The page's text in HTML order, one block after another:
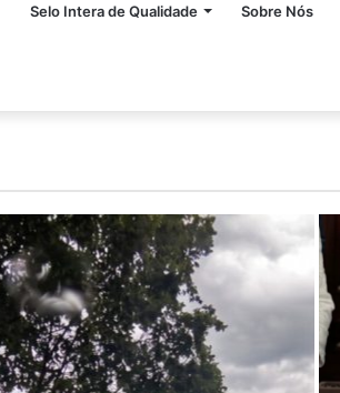
Selo Intera de Qualidade Sobre Nós